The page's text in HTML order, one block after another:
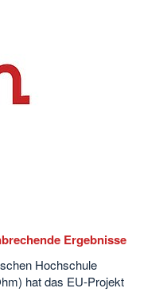
Ergebnisse
Hochschule
hat das EU-Projekt